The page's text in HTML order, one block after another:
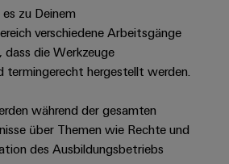
zu Deinem
verschiedene Arbeitsgänge
dass die Werkzeuge
termingerecht hergestellt werden.
während der gesamten
über Themen wie Rechte und
des Ausbildungsbetriebs